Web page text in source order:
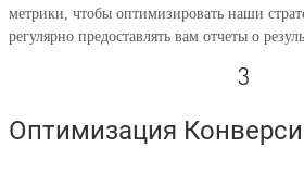
метрики, чтобы оптимизировать наши
регулярно предоставлять вам отчеты о
3
Оптимизация